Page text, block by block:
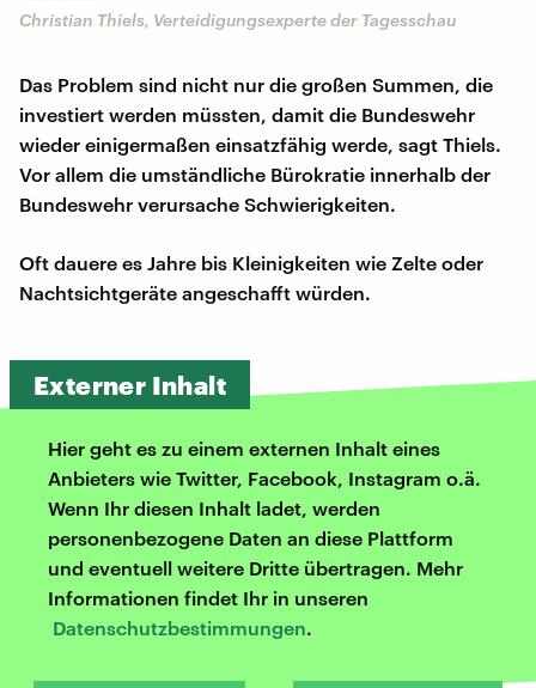
Christian Thiels, Verteidigungsexperte der Tagesschau
Das Problem sind nicht nur die großen Summen, die
investiert werden müssten, damit die Bundeswehr
wieder einigermaßen einsatzfähig werde, sagt Thiels.
Vor allem die umständliche Bürokratie innerhalb der
Bundeswehr verursache Schwierigkeiten.
Oft dauere es Jahre bis Kleinigkeiten wie Zelte oder
Nachtsichtgeräte angeschafft würden.
Externer Inhalt
Hier geht es zu einem externen Inhalt eines
Anbieters wie Twitter, Facebook, Instagram o.ä.
Wenn Ihr diesen Inhalt ladet, werden
personenbezogene Daten an diese Plattform
und eventuell weitere Dritte übertragen. Mehr
Informationen findet Ihr in unseren
Datenschutzbestimmungen.